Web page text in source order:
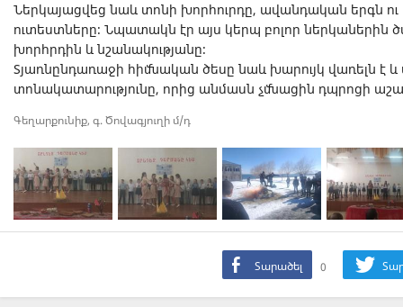
Ներկայացվեց նաև տոնի խորհուրդը, ավանդական երգն
ուտեստները։ Նպատակն էր այս կերպ բոլոր ներկաներին
խորհրդին և նշանակությանը։
Տյառնընդառաջի հիմնական ծեսը նաև խարույկ վառելն է և
տոնակատարությունը, որից անմասն չմնացին դպրոցի
Գեղարքունիք, գ. Ծովագյուղի մ/դ
Տարածել 0